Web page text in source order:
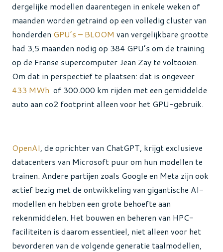
dergelijke modellen daarentegen in enkele weken of
maanden worden getraind op een volledig cluster van
honderden GPU’s – BLOOM van vergelijkbare grootte
had 3,5 maanden nodig op 384 GPU’s om de training
op de Franse supercomputer Jean Zay te voltooien.
Om dat in perspectief te plaatsen: dat is ongeveer
433 MWh of 300.000 km rijden met een gemiddelde
auto aan co2 footprint alleen voor het GPU-gebruik.
OpenAI, de oprichter van ChatGPT, krijgt exclusieve
datacenters van Microsoft puur om hun modellen te
trainen. Andere partijen zoals Google en Meta zijn ook
actief bezig met de ontwikkeling van gigantische AI-
modellen en hebben een grote behoefte aan
rekenmiddelen. Het bouwen en beheren van HPC-
faciliteiten is daarom essentieel, niet alleen voor het
bevorderen van de volgende generatie taalmodellen,